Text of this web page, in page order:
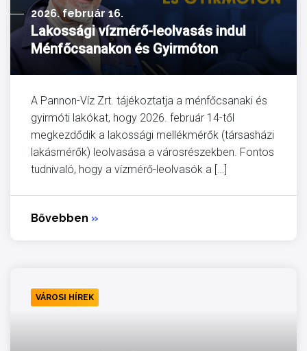
2026. február 16.
Lakossági vízmérő-leolvasás indul
Ménfőcsanakon és Gyirmóton
A Pannon-Víz Zrt. tájékoztatja a ménfőcsanaki és
gyirmóti lakókat, hogy 2026. február 14-től
megkezdődik a lakossági mellékmérők (társasházi
lakásmérők) leolvasása a városrészekben. Fontos
tudnivaló, hogy a vízmérő-leolvasók a […]
Bővebben »
VÁROSI HÍREK